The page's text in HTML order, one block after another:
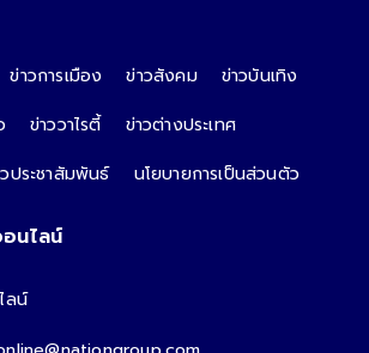
ข่าวการเมือง ข่าวสังคม
ข่าวบันเทิง
ข่าววาไรตี้
ข่าวต่างประเทศ
ประชาสัมพันธ์ นโยบายการเป็นส่วนตัว
นไลน์
ลน์